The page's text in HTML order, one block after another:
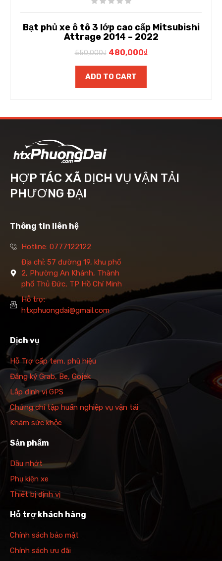
Bạt phủ xe ô tô 3 lớp cao cấp Mitsubishi
Attrage 2014 – 2022
550,000₫ 480,000₫
ADD TO CART
HỢP TÁC XÃ DỊCH VỤ VẬN TẢI
PHƯƠNG ĐẠI
Thông tin liên hệ
Hotline: 0777122122
Địa chỉ: 57 đường 19, khu phố
2, Phường An Khánh, Thành
phố Thủ Đức, TP Hồ Chí Minh
Hỗ trợ:
htxphuongdai@gmail.com
Dịch vụ
Hỗ Trợ cấp tem, phù hiệu
Đăng ký Grab, Be, Gojek
Lắp định vị GPS
Chứng chỉ tập huấn nghiệp vụ vận tải
Khám sức khỏe
Sản phẩm
Dầu nhớt
Phụ kiện xe
Thiết bị định vị
Hỗ trợ khách hàng
Chính sách bảo mật
Chính sách ưu đãi